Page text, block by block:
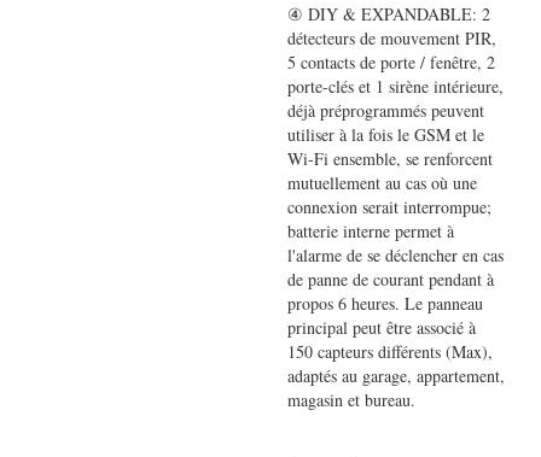
④ DIY & EXPANDABLE: 2
détecteurs de mouvement PIR,
5 contacts de porte / fenêtre, 2
porte-clés et 1 sirène intérieure,
déjà préprogrammés peuvent
utiliser à la fois le GSM et le
Wi-Fi ensemble, se renforcent
mutuellement au cas où une
connexion serait interrompue;
batterie interne permet à
l'alarme de se déclencher en cas
de panne de courant pendant à
propos 6 heures. Le panneau
principal peut être associé à
150 capteurs différents (Max),
adaptés au garage, appartement,
magasin et bureau.